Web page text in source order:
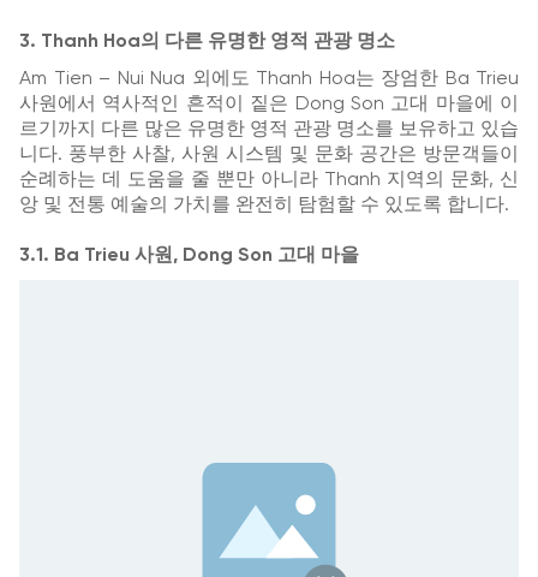
3. Thanh Hoa의 다른 유명한 영적 관광 명소
Am Tien – Nui Nua 외에도 Thanh Hoa는 장엄한 Ba Trieu
사원에서 역사적인 흔적이 짙은 Dong Son 고대 마을에 이
르기까지 다른 많은 유명한 영적 관광 명소를 보유하고 있습
니다. 풍부한 사찰, 사원 시스템 및 문화 공간은 방문객들이
순례하는 데 도움을 줄 뿐만 아니라 Thanh 지역의 문화, 신
앙 및 전통 예술의 가치를 완전히 탐험할 수 있도록 합니다.
3.1. Ba Trieu 사원, Dong Son 고대 마을